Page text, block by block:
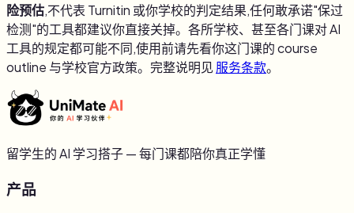
险预估,不代表 Turnitin 或你学校的判定结果,任何敢承诺"保过
检测"的工具都建议你直接关掉。各所学校、甚至各门课对 AI
工具的规定都可能不同,使用前请先看你这门课的 course
outline 与学校官方政策。完整说明见 服务条款。
留学生的 AI 学习搭子 — 每门课都陪你真正学懂
产品